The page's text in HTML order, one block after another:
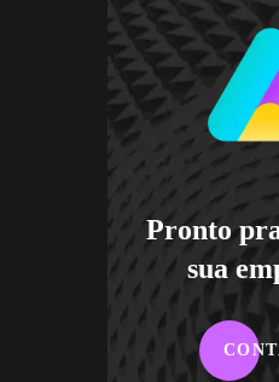
Pronto
sua